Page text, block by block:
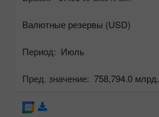
Валютные резервы (USD)
Период: Июль
Пред. значение: 758,794.0 млрд.